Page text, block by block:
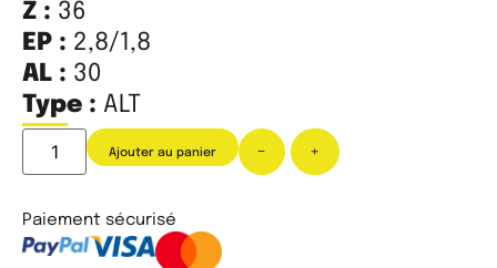
Z : 36
EP : 2,8/1,8
AL : 30
Type : ALT
- +
Ajouter au panier
Paiement sécurisé